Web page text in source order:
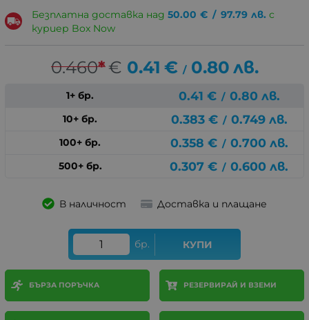
Безплатна доставка над 50.00 € / 97.79 лв. с
куриер Box Now
0.460*€ 0.41 € / 0.80 лв.
1+ бр. 0.41 € / 0.80 лв.
10+ бр. 0.383 € / 0.749 лв.
100+ бр. 0.358 € / 0.700 лв.
500+ бр. 0.307 € / 0.600 лв.
В наличност Доставка и плащане
бр. КУПИ
БЪРЗА ПОРЪЧКА РЕЗЕРВИРАЙ И ВЗЕМИ